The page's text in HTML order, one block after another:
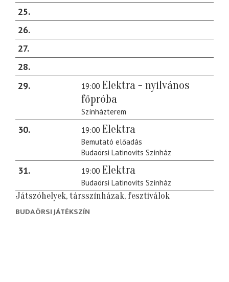
25
26
27
28
29
19:00 Elektra - nyilvános
főpróba
Színházterem
30 19:00 Elektra
Bemutató előadás
Budaörsi Latinovits Színház
31 19:00 Elektra
Budaörsi Latinovits Színház
Játszóhelyek, társszínházak, fesztiválok
BUDAÖRSI JÁTÉKSZÍN